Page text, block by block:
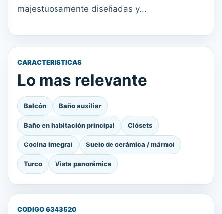
majestuosamente diseñadas y...
CARACTERISTICAS
Lo mas relevante
Balcón Baño auxiliar
Baño en habitación principal Clósets
Cocina integral Suelo de cerámica / mármol
Turco Vista panorámica
CODIGO 6343520